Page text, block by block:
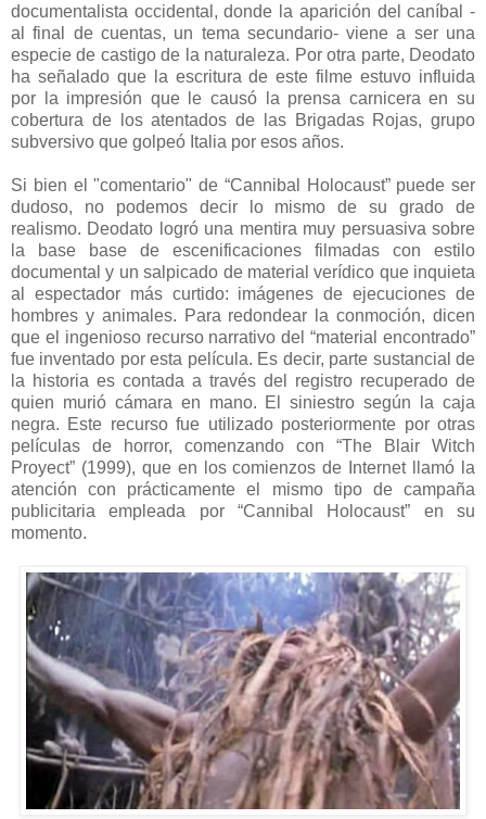
documentalista occidental, donde la aparición del caníbal -
al final de cuentas, un tema secundario- viene a ser una
especie de castigo de la naturaleza. Por otra parte, Deodato
ha señalado que la escritura de este filme estuvo influida
por la impresión que le causó la prensa carnicera en su
cobertura de los atentados de las Brigadas Rojas, grupo
subversivo que golpeó Italia por esos años.
Si bien el "comentario" de “Cannibal Holocaust” puede ser
dudoso, no podemos decir lo mismo de su grado de
realismo. Deodato logró una mentira muy persuasiva sobre
la base base de escenificaciones filmadas con estilo
documental y un salpicado de material verídico que inquieta
al espectador más curtido: imágenes de ejecuciones de
hombres y animales. Para redondear la conmoción, dicen
que el ingenioso recurso narrativo del “material encontrado”
fue inventado por esta película. Es decir, parte sustancial de
la historia es contada a través del registro recuperado de
quien murió cámara en mano. El siniestro según la caja
negra. Este recurso fue utilizado posteriormente por otras
películas de horror, comenzando con “The Blair Witch
Proyect” (1999), que en los comienzos de Internet llamó la
atención con prácticamente el mismo tipo de campaña
publicitaria empleada por “Cannibal Holocaust” en su
momento.